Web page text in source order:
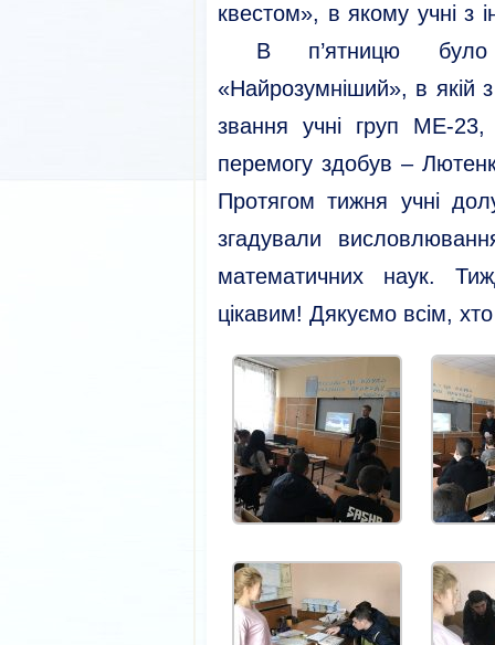
квестом», в якому учні з
В п’ятницю було
«Найрозумніший», в якій
звання учні груп МЕ-
перемогу здобув –
Протягом тижня учні
згадували
математичних наук.
цікавим! Дякуємо всім,